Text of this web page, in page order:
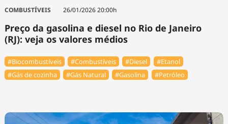
COMBUSTÍVEIS 26/01/2026 20:00h
Preço da gasolina e diesel no Rio de Janeiro
(RJ): veja os valores médios
#Biocombustíveis #Combustíveis #Diesel
#Etanol
#Gás de cozinha
#Gás Natural #Gasolina #Petróleo